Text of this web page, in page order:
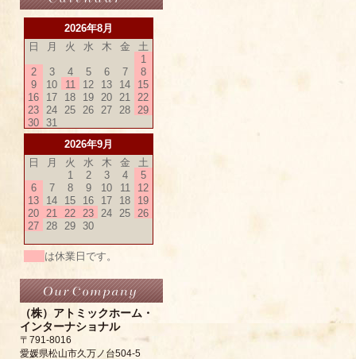
2026年8月
日
月 火 水 木 金
土
1
2
3 4 5 6 7
8
9
10 11 12 13 14
15
16
17 18 19 20 21
22
23
24 25 26 27 28
29
30
31
2026年9月
日
月 火 水 木 金
土
1
2 3 4
5
6
7 8 9 10 11
12
13
14 15 16 17 18
19
20
21 22 23 24 25
26
27
28 29 30
は休業日です。
（株）アトミックホーム・
インターナショナル
〒791-8016
愛媛県松山市久万ノ台504-5